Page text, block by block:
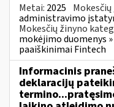
Metai: 2025
administravimo
Mokesčių žinyno
mokėjimo duomenys
paaiškinimai Fintech
Informacinis
deklaracijų